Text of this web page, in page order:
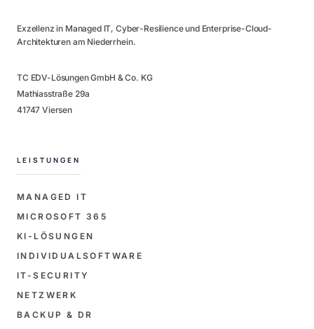
Exzellenz in Managed IT, Cyber-Resilience und Enterprise-Cloud-
Architekturen am Niederrhein.
TC EDV-Lösungen GmbH & Co. KG
Mathiasstraße 29a
41747 Viersen
LEISTUNGEN
MANAGED IT
MICROSOFT 365
KI-LÖSUNGEN
INDIVIDUALSOFTWARE
IT-SECURITY
NETZWERK
BACKUP & DR